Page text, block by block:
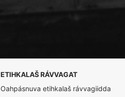
ETIHKALAŠ RÁVVAGAT
Oahpásnuva etihkalaš rávvagiidda